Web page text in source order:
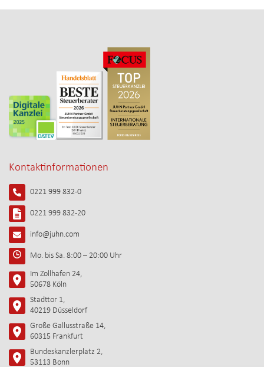
Kontaktinformationen
0221 999 832-0
0221 999 832-20
info@juhn.com
Mo. bis Sa. 8:00 – 20:00 Uhr
Im Zollhafen 24,
50678 Köln
Stadttor 1,
40219 Düsseldorf
Große Gallusstraße 14,
60315 Frankfurt
Bundeskanzlerplatz 2,
53113 Bonn